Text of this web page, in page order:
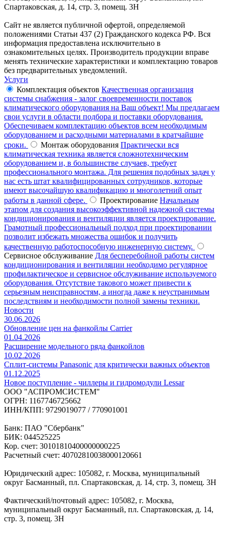
Спартаковская, д. 14, стр. 3, помещ. 3Н
Сайт не является публичной офертой, определяемой
положениями Статьи 437 (2) Гражданского кодекса РФ. Вся
информация предоставлена исключительно в
ознакомительных целях. Производитель продукции вправе
менять технические характеристики и комплектацию товаров
без предварительных уведомлений.
Услуги
Комплектация объектов Качественная организация
системы снабжения - залог своевременности поставок
климатического оборудования на Ваш объект! Мы предлагаем
свои услуги в области подбора и поставки оборудования.
Обеспечиваем комплектацию объектов всем необходимым
оборудованием и расходными материалами в кратчайшие
сроки.
Монтаж оборудования Практически вся
климатическая техника является сложнотехническим
оборудованием и, в большинстве случаев, требует
профессионального монтажа. Для решения подобных задач у
нас есть штат квалифицированных сотрудников, которые
имеют высочайшую квалификацию и многолетний опыт
работы в данной сфере.
Проектирование Начальным
этапом для создания высокоэффективной надежной системы
кондиционирования и вентиляции является проектирование.
Грамотный профессиональный подход при проектировании
позволит избежать множества ошибок и получить
качественную работоспособную инженерную систему.
Сервисное обслуживание Для бесперебойной работы систем
кондиционирования и вентиляции необходимо регулярное
профилактическое и сервисное обслуживание используемого
оборудования. Отсутствие такового может привести к
серьезным неисправностям, а иногда даже к неустранимым
последствиям и необходимости полной замены техники.
Новости
30.06.2026
Обновление цен на фанкойлы Carrier
01.04.2026
Расширение модельного ряда фанкойлов
10.02.2026
Сплит-системы Panasonic для критически важных объектов
01.12.2025
Новое поступление - чиллеры и гидромодули Lessar
ООО "АСПРОМСИСТЕМ"
ОГРН: 1167746725662
ИНН/КПП: 9729019077 / 770901001
Банк: ПАО "Сбербанк"
БИК: 044525225
Кор. счет: 30101810400000000225
Расчетный счет: 40702810038000120661
Юридический адрес: 105082, г. Москва, муниципальный
округ Басманный, пл. Спартаковская, д. 14, стр. 3, помещ. 3Н
Фактический/почтовый адрес: 105082, г. Москва,
муниципальный округ Басманный, пл. Спартаковская, д. 14,
стр. 3, помещ. 3Н